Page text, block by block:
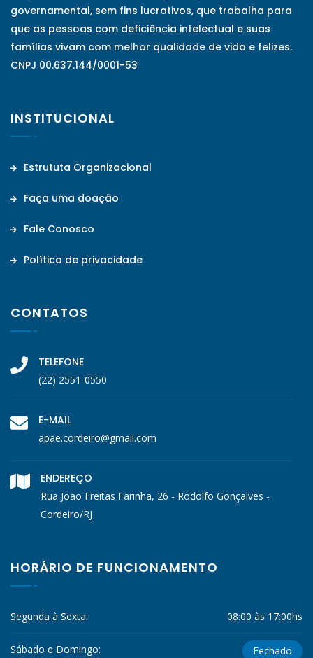
governamental, sem fins lucrativos, que trabalha para
que as pessoas com deficiência intelectual e suas
famílias vivam com melhor qualidade de vida e felizes.
CNPJ 00.637.144/0001-53
INSTITUCIONAL
Estrututa Organizacional
Faça uma doação
Fale Conosco
Política de privacidade
CONTATOS
TELEFONE
(22) 2551-0550
E-MAIL
apae.cordeiro@gmail.com
ENDEREÇO
Rua João Freitas Farinha, 26 - Rodolfo Gonçalves -
Cordeiro/RJ
HORÁRIO DE FUNCIONAMENTO
Segunda à Sexta: 08:00 às 17:00hs
Sábado e Domingo: Fechado